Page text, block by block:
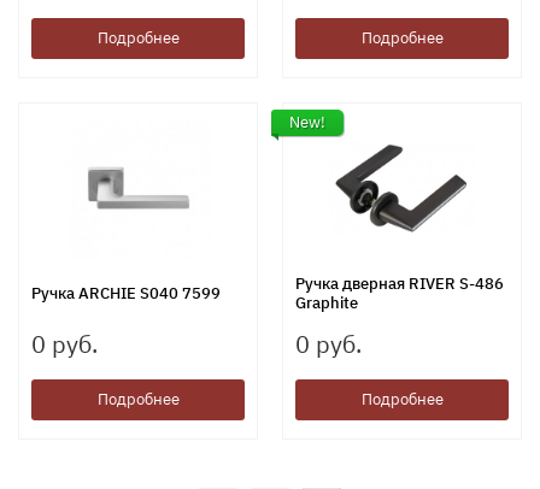
Подробнее Подробнее
Ручка ARCHIE S040 7599
0 руб.
Подробнее
New!
Ручка дверная RIVER S-486
Graphite
0 руб.
Подробнее